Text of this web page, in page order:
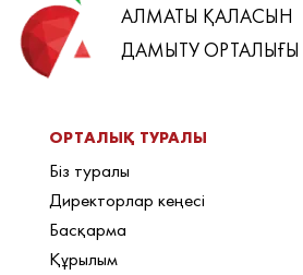
АЛМАТЫ ҚАЛАСЫН
ДАМЫТУ ОРТАЛЫҒЫ
ОРТАЛЫҚ ТУРАЛЫ
Біз туралы
Директорлар кеңесі
Басқарма
Құрылым